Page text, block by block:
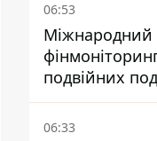
06:53
Міжнародний
подвійних
українцям в
06:33